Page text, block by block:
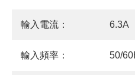
輸入電流： 6.3A
輸入頻率： 50/